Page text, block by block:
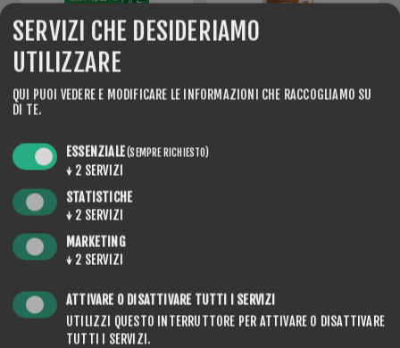
POWDER FLUOR FREE
SPEED LINE NF25
POWDER DISTANCE FLUOR
SERVIZI CHE DESIDERIAMO
UTILIZZARE
QUI PUOI VEDERE E MODIFICARE LE INFORMAZIONI CHE RACCOGLIAMO SU
DI TE.
ESSENZIALE(SEMPRE RICHIESTO)
↓ 2 SERVIZI
STATISTICHE
↓ 2 SERVIZI
MARKETING
↓ 2 SERVIZI
ATTIVARE O DISATTIVARE TUTTI I SERVIZI
UTILIZZI QUESTO INTERRUTTORE PER ATTIVARE O DISATTIVARE
TUTTI I SERVIZI.